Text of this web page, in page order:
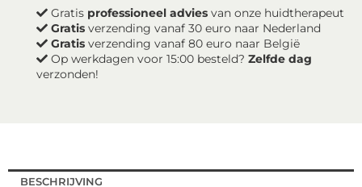
Gratis professioneel advies van onze huidtherapeut
Gratis verzending vanaf 30 euro naar Nederland
Gratis verzending vanaf 80 euro naar België
Op werkdagen voor 15:00 besteld? Zelfde dag
verzonden!
BESCHRIJVING